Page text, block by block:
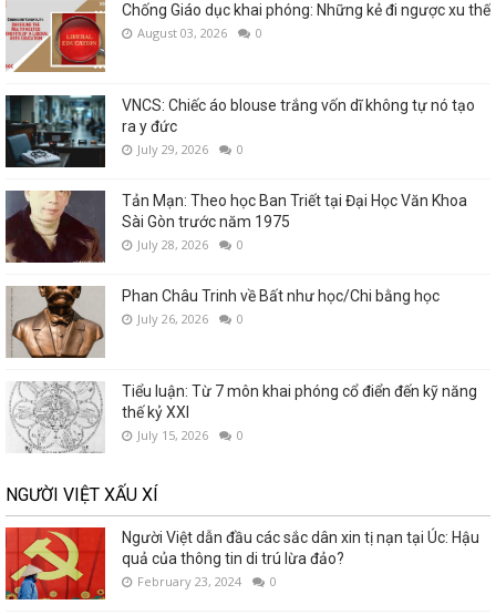
Chống Giáo dục khai phóng: Những kẻ đi ngược xu thế
August 03, 2026 0
VNCS: Chiếc áo blouse trắng vốn dĩ không tự nó tạo
ra y đức
July 29, 2026 0
Tản Mạn: Theo học Ban Triết tại Đại Học Văn Khoa
Sài Gòn trước năm 1975
July 28, 2026 0
Phan Châu Trinh về Bất như học/Chi bằng học
July 26, 2026 0
Tiểu luận: Từ 7 môn khai phóng cổ điển đến kỹ năng
thế kỷ XXI
July 15, 2026 0
NGƯỜI VIỆT XẤU XÍ
Người Việt dẫn đầu các sắc dân xin tị nạn tại Úc: Hậu
quả của thông tin di trú lừa đảo?
February 23, 2024 0